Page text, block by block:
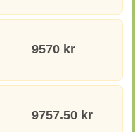
9570 kr
9757.50 kr